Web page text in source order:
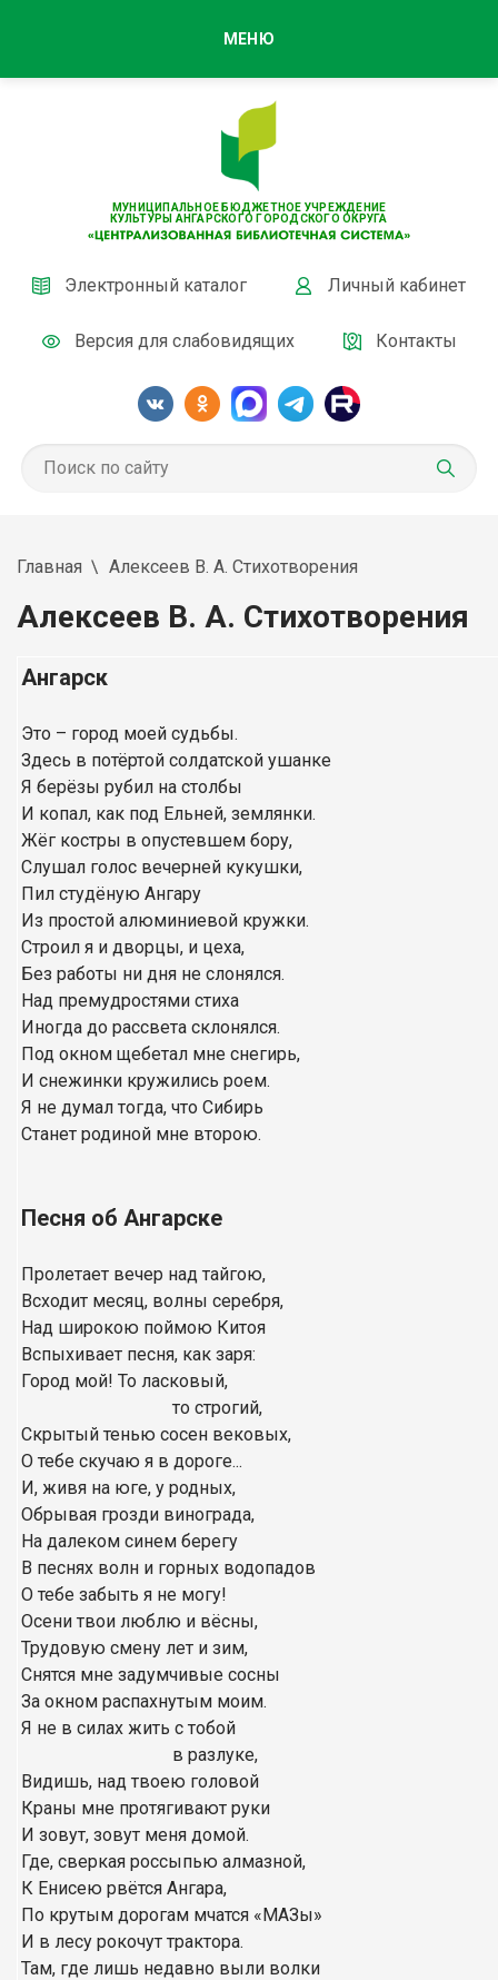
МУНИЦИПАЛЬНОЕ БЮДЖЕТНОЕ УЧРЕЖДЕНИЕ
КУЛЬТУРЫ АНГАРСКОГО ГОРОДСКОГО ОКРУГА
Электронный каталог Личный кабинет
Версия для слабовидящих Контакты
МЕНЮ
Главная Алексеев В. А. Стихотворения
Алексеев В. А. Стихотворения
Ангарск
Это – город моей судьбы.
Здесь в потёртой солдатской ушанке
Я берёзы рубил на столбы
И копал, как под Ельней, землянки.
Жёг костры в опустевшем бору,
Слушал голос вечерней кукушки,
Пил студёную Ангару
Из простой алюминиевой кружки.
Строил я и дворцы, и цеха,
Без работы ни дня не слонялся.
Над премудростями стиха
Иногда до рассвета склонялся.
Под окном щебетал мне снегирь,
И снежинки кружились роем.
Я не думал тогда, что Сибирь
Станет родиной мне второю.
Песня об Ангарске
Пролетает вечер над тайгою,
Всходит месяц, волны серебря,
Над широкою поймою Китоя
Вспыхивает песня, как заря:
Город мой! То ласковый,
то строгий,
Скрытый тенью сосен вековых,
О тебе скучаю я в дороге...
И, живя на юге, у родных,
Обрывая грозди винограда,
На далеком синем берегу
В песнях волн и горных водопадов
О тебе забыть я не могу!
Осени твои люблю и вёсны,
Трудовую смену лет и зим,
Снятся мне задумчивые сосны
За окном распахнутым моим.
Я не в силах жить с тобой
в разлуке,
Видишь, над твоею головой
Краны мне протягивают руки
И зовут, зовут меня домой.
Где, сверкая россыпью алмазной,
К Енисею рвётся Ангара,
По крутым дорогам мчатся «МАЗы»
И в лесу рокочут трактора.
Там, где лишь недавно выли волки